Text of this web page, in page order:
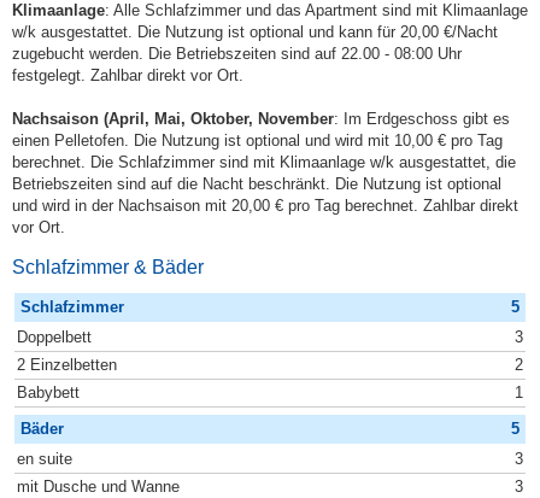
Klimaanlage: Alle Schlafzimmer und das Apartment sind mit Klimaanlage
w/k ausgestattet. Die Nutzung ist optional und kann für 20,00 €/Nacht
zugebucht werden. Die Betriebszeiten sind auf 22.00 - 08:00 Uhr
festgelegt. Zahlbar direkt vor Ort.
Nachsaison (April, Mai, Oktober, November: Im Erdgeschoss gibt es
einen Pelletofen. Die Nutzung ist optional und wird mit 10,00 € pro Tag
berechnet. Die Schlafzimmer sind mit Klimaanlage w/k ausgestattet, die
Betriebszeiten sind auf die Nacht beschränkt. Die Nutzung ist optional
und wird in der Nachsaison mit 20,00 € pro Tag berechnet. Zahlbar direkt
vor Ort.
Schlafzimmer & Bäder
Schlafzimmer
5
Doppelbett
3
2 Einzelbetten
2
Babybett
1
Bäder
5
en suite
3
mit Dusche und Wanne
3